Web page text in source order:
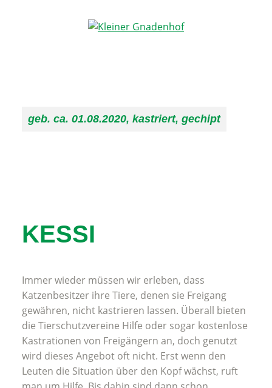
KESSI
geb. ca. 01.08.2020, kastriert, gechipt
Immer wieder müssen wir erleben, dass
Katzenbesitzer ihre Tiere, denen sie Freigang
gewähren, nicht kastrieren lassen. Überall bieten
die Tierschutzvereine Hilfe oder sogar kostenlose
Kastrationen von Freigängern an, doch genutzt
wird dieses Angebot oft nicht. Erst wenn den
Leuten die Situation über den Kopf wächst, ruft